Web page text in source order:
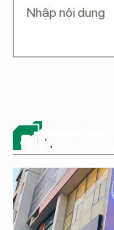
ĐỪNG BỎ LỠ